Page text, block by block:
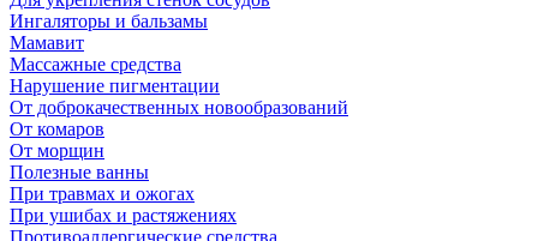
Ингаляторы и бальзамы
Мамавит
Массажные средства
Нарушение пигментации
От доброкачественных новообразований
От комаров
От морщин
Полезные ванны
При травмах и ожогах
При ушибах и растяжениях
Противоаллергические средства